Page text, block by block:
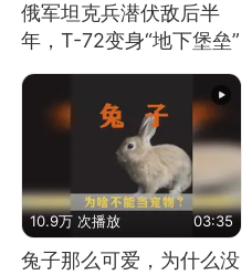
俄军坦克兵潜伏敌后半
年，T-72变身“地下堡垒”
10.9万 次播放 03:35
兔子那么可爱，为什么没